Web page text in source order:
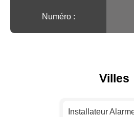
Numéro :
Villes
Installateur